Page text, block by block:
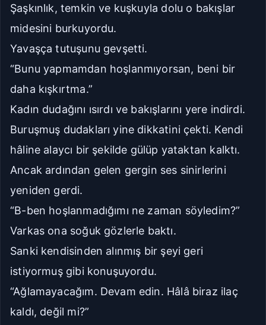
Şaşkınlık, temkin ve kuşkuyla dolu o bakışlar
midesini burkuyordu.
Yavaşça tutuşunu gevşetti.
“Bunu yapmamdan hoşlanmıyorsan, beni bir
daha kışkırtma.”
Kadın dudağını ısırdı ve bakışlarını yere indirdi.
Buruşmuş dudakları yine dikkatini çekti. Kendi
hâline alaycı bir şekilde gülüp yataktan kalktı.
Ancak ardından gelen gergin ses sinirlerini
yeniden gerdi.
“B-ben hoşlanmadığımı ne zaman söyledim?”
Varkas ona soğuk gözlerle baktı.
Sanki kendisinden alınmış bir şeyi geri
istiyormuş gibi konuşuyordu.
“Ağlamayacağım. Devam edin. Hâlâ biraz ilaç
kaldı, değil mi?”